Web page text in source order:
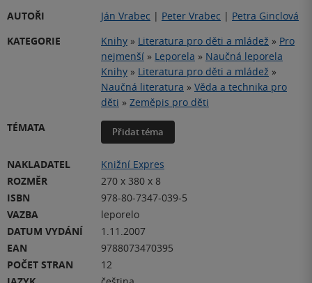
AUTOŘI Ján Vrabec | Peter Vrabec | Petra Ginclová
KATEGORIE
Knihy » Literatura pro děti a mládež » Pro
nejmenší » Leporela » Naučná leporela
Knihy » Literatura pro děti a mládež »
Naučná literatura » Věda a technika pro
děti » Zeměpis pro děti
TÉMATA
Přidat téma
NAKLADATEL
Knižní Expres
ROZMĚR
270 x 380 x 8
ISBN
978-80-7347-039-5
VAZBA
leporelo
DATUM VYDÁNÍ
1.11.2007
EAN
9788073470395
POČET STRAN
12